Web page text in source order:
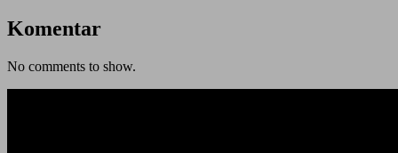
Komentar
No comments to show.